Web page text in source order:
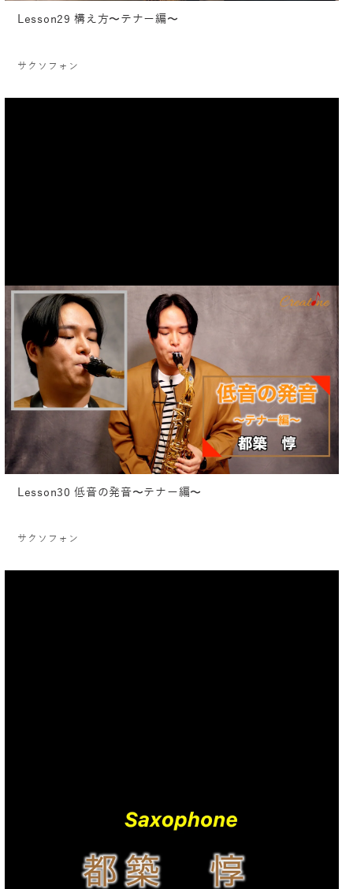
Lesson29 構え方〜テナー編〜
サクソフォン
Lesson30 低音の発音〜テナー編〜
サクソフォン